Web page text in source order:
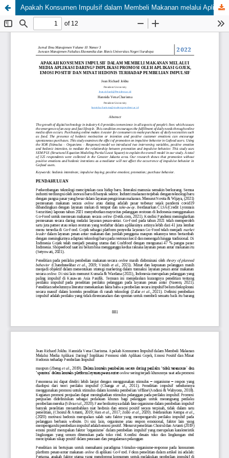
Apakah Konsumen Impulsif dalam Membeli Makanan melalui Aplikasi Daring? Implikasi Promosi oleh Aplikasi Gojek, Emosi Positif, dan Minat Hedonis terhadap Pembelian Impulsif